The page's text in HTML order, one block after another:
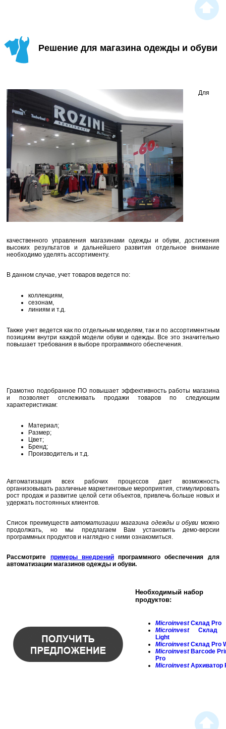
Решение для магазина одежды и обуви
Для
качественного управления магазинами одежды и обуви, достижения
высоких результатов и дальнейшего развития отдельное внимание
необходимо уделять ассортименту.
В данном случае, учет товаров ведется по:
коллекциям,
сезонам,
линиям и т.д.
Также учет ведется как по отдельным моделям, так и по ассортиментным
позициям внутри каждой модели обуви и одежды. Все это значительно
повышает требования в выборе программного обеспечения.
Грамотно подобранное ПО повышает эффективность работы магазина
и позволяет отслеживать продажи товаров по следующим
характеристикам:
Материал;
Размер;
Цвет;
Бренд;
Производитель и т.д.
Автоматизация всех рабочих процессов дает возможность
организовывать различные маркетинговые мероприятия, стимулировать
рост продаж и развитие целой сети объектов, привлечь больше новых и
удержать постоянных клиентов.
Список преимуществавтоматизации магазина одежды и обуви можно
продолжать, но мы предлагаем Вам установить демо-версии
программных продуктов и наглядно с ними ознакомиться.
Рассмотрите примеры внедренийпрограммного обеспечения для
автоматизации магазинов одежды и обуви.
Необходимый набор
продуктов:
MicroinvestСклад Pro
MicroinvestСклад
Light
MicroinvestСклад Pro
Microinvest Barcode
Pro
MicroinvestАрхиватор